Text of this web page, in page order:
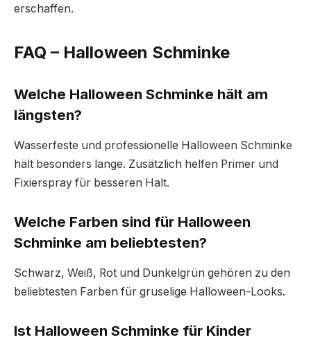
erschaffen.
FAQ – Halloween Schminke
Welche Halloween Schminke hält am
längsten?
Wasserfeste und professionelle Halloween Schminke
hält besonders lange. Zusätzlich helfen Primer und
Fixierspray für besseren Halt.
Welche Farben sind für Halloween
Schminke am beliebtesten?
Schwarz, Weiß, Rot und Dunkelgrün gehören zu den
beliebtesten Farben für gruselige Halloween-Looks.
Ist Halloween Schminke für Kinder